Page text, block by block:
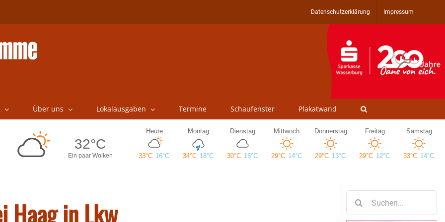
Datenschutzerklärung Impressum
Über uns Lokalausgaben Termine Schaufenster Plakatwand
Haag in Lkw
nach: